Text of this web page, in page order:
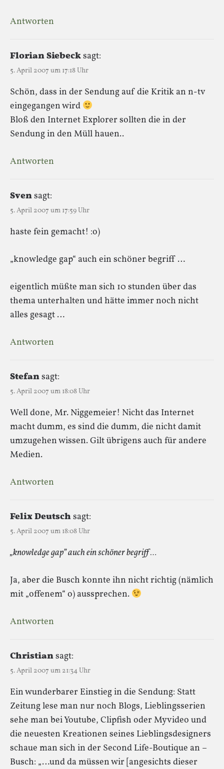
Antworten
Florian Siebecksagt:
5. April 2007 um 17:18 Uhr
Schön, dass in der Sendung auf die Kritik an n-tv
eingegangen wird
Bloß den Internet Explorer sollten die in der
Sendung in den Müll hauen..
Antworten
Svensagt:
5. April 2007 um 17:59 Uhr
haste fein gemacht! :o)
„knowledge gap“ auch ein schöner begriff …
eigentlich müßte man sich 10 stunden über das
thema unterhalten und hätte immer noch nicht
alles gesagt …
Antworten
Stefansagt:
5. April 2007 um 18:08 Uhr
Well done, Mr. Niggemeier! Nicht das Internet
macht dumm, es sind die dumm, die nicht damit
umzugehen wissen. Gilt übrigens auch für andere
Medien.
Antworten
Felix Deutsch sagt:
5. April 2007 um 18:08 Uhr
„knowledge gap” auch ein schöner begriff …
Ja, aber die Busch konnte ihn nicht richtig (nämlich
mit „offenem“ o) aussprechen.
Antworten
Christiansagt:
5. April 2007 um 21:34 Uhr
Ein wunderbarer Einstieg in die Sendung: Statt
Zeitung lese man nur noch Blogs, Lieblingsserien
sehe man bei Youtube, Clipfish oder Myvideo und
die neuesten Kreationen seines Lieblingsdesigners
schaue man sich in der Second Life-Boutique an –
Busch: „…und da müssen wir [angesichts dieser